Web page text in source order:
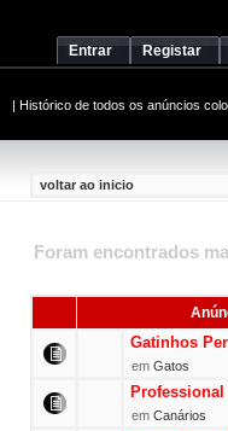
Entrar Registar
| Histórico de todos os anúncios
voltar ao inicio
Foram encontrados
Gatinhos
em Gatos
em Canários